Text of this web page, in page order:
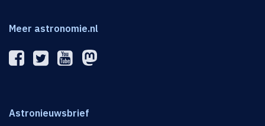
Meer astronomie.nl
Astronieuwsbrief